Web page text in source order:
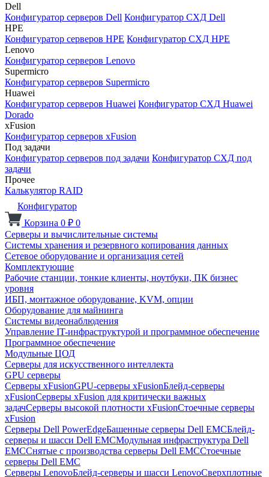
Dell
Конфигуратор серверов Dell Конфигуратор СХД Dell
HPE
Конфигуратор серверов HPE Конфигуратор СХД HPE
Lenovo
Конфигуратор серверов Lenovo
Supermicro
Конфигуратор серверов Supermicro
Huawei
Конфигуратор серверов Huawei Конфигуратор СХД Huawei
Dorado
xFusion
Конфигуратор серверов xFusion
Под задачи
Конфигуратор серверов под задачи Конфигуратор СХД под
задачи
Прочее
Калькулятор RAID
Конфигуратор
Корзина 0 ₽ 0
Серверы и вычислительные системы
Системы хранения и резервного копирования данных
Сетевое оборудование и организация сетей
Комплектующие
Рабочие станции, тонкие клиенты, ноутбуки, ПК бизнес
уровня
ИБП, монтажное оборудование, KVM, опции
Оборудование для майнинга
Системы видеонаблюдения
Управление IT-инфраструктурой и программное обеспечение
Программное обеспечение
Модульные ЦОД
Серверы для искусственного интеллекта
GPU серверы
Серверы xFusionGPU-серверы xFusionБлейд-серверы
xFusionСерверы xFusion для критически важных
задачСерверы высокой плотности xFusionСтоечные серверы
xFusion
Серверы Dell PowerEdgeБашенные серверы Dell EMCБлейд-
серверы и шасси Dell EMCМодульная инфраструктура Dell
EMCСнятые с производства серверы Dell EMCСтоечные
серверы Dell EMC
Серверы LenovoБлейд-серверы и шасси LenovoСверхплотные